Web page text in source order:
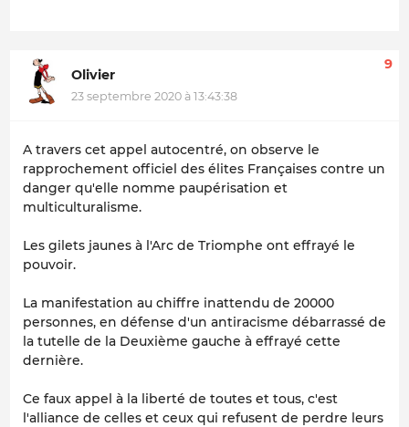
Olivier
23 septembre 2020 à 13:43:38
9
A travers cet appel autocentré, on observe le
rapprochement officiel des élites Françaises contre un
danger qu'elle nomme paupérisation et
multiculturalisme.
Les gilets jaunes à l'Arc de Triomphe ont effrayé le
pouvoir.
La manifestation au chiffre inattendu de 20000
personnes, en défense d'un antiracisme débarrassé de
la tutelle de la Deuxième gauche à effrayé cette
dernière.
Ce faux appel à la liberté de toutes et tous, c'est
l'alliance de celles et ceux qui refusent de perdre leurs